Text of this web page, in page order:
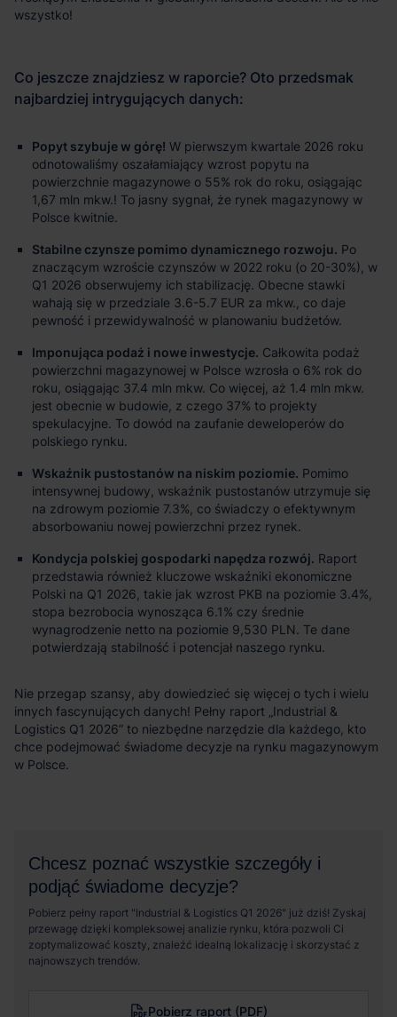
Popyt szybuje w górę! W pierwszym kwartale 2026 roku
odnotowaliśmy oszałamiający wzrost popytu na
powierzchnie magazynowe o 55% rok do roku, osiągając
1,67 mln mkw.! To jasny sygnał, że rynek magazynowy w
Polsce kwitnie.
Stabilne czynsze pomimo dynamicznego rozwoju. Po
znaczącym wzroście czynszów w 2022 roku (o 20-30%), w
Q1 2026 obserwujemy ich stabilizację. Obecne stawki
wahają się w przedziale 3.6-5.7 EUR za mkw., co daje
pewność i przewidywalność w planowaniu budżetów.
Imponująca podaż i nowe inwestycje. Całkowita podaż
powierzchni magazynowej w Polsce wzrosła o 6% rok do
roku, osiągając 37.4 mln mkw. Co więcej, aż 1.4 mln mkw.
jest obecnie w budowie, z czego 37% to projekty
spekulacyjne. To dowód na zaufanie deweloperów do
polskiego rynku.
Wskaźnik pustostanów na niskim poziomie. Pomimo
intensywnej budowy, wskaźnik pustostanów utrzymuje się
na zdrowym poziomie 7.3%, co świadczy o efektywnym
absorbowaniu nowej powierzchni przez rynek.
Kondycja polskiej gospodarki napędza rozwój. Raport
przedstawia również kluczowe wskaźniki ekonomiczne
Polski na Q1 2026, takie jak wzrost PKB na poziomie 3.4%,
stopa bezrobocia wynosząca 6.1% czy średnie
wynagrodzenie netto na poziomie 9,530 PLN. Te dane
potwierdzają stabilność i potencjał naszego rynku.
Pobierz raport (PDF)